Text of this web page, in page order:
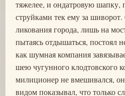
тяжелее, и ондатровую шапку,
струйками тек ему за
ликования города, лишь на
пытаясь отдышаться, постоял
как шумная компания
шею чугунного клодтовского
милиционер не вмешивался,
видом показывал, что только